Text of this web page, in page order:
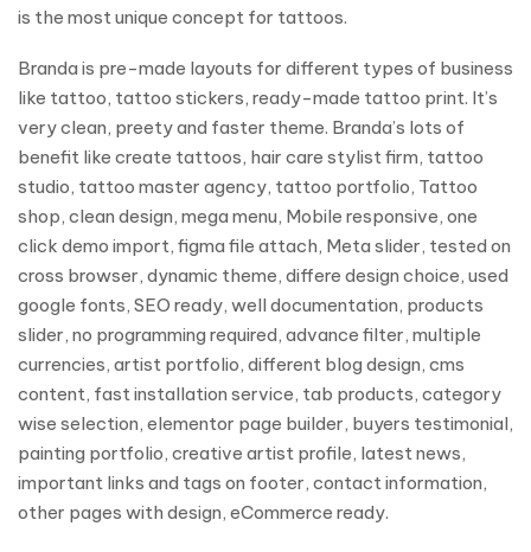
is the most unique concept for tattoos.
Branda is pre-made layouts for different types of business
like tattoo, tattoo stickers, ready-made tattoo print. It’s
very clean, preety and faster theme. Branda’s lots of
benefit like create tattoos, hair care stylist firm, tattoo
studio, tattoo master agency, tattoo portfolio, Tattoo
shop, clean design, mega menu, Mobile responsive, one
click demo import, figma file attach, Meta slider, tested on
cross browser, dynamic theme, differe design choice, used
google fonts, SEO ready, well documentation, products
slider, no programming required, advance filter, multiple
currencies, artist portfolio, different blog design, cms
content, fast installation service, tab products, category
wise selection, elementor page builder, buyers testimonial,
painting portfolio, creative artist profile, latest news,
important links and tags on footer, contact information,
other pages with design, eCommerce ready.